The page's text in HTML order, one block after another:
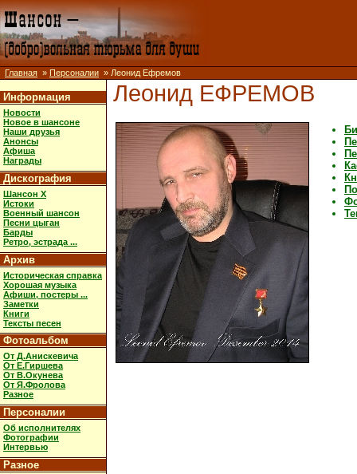
Главная » Персоналии » Леонид Ефремов
Информация
Новости
Новое в шансоне
Наши друзья
Анонсы
Афиша
Награды
Дискография
Шансон X
Истоки
Военный шансон
Песни цыган
Барды
Ретро, эстрада ...
Архив
Историческая справка
Хорошая музыка
Афиши, постеры ...
Заметки
Книги
Тексты песен
Фотоальбом
От Д.Анискевича
От Е.Гиршева
От В.Окунева
От Я.Фролова
Разное
Персоналии
Об исполнителях
Фотографии
Интервью
Разное
Леонид ЕФРЕМОВ